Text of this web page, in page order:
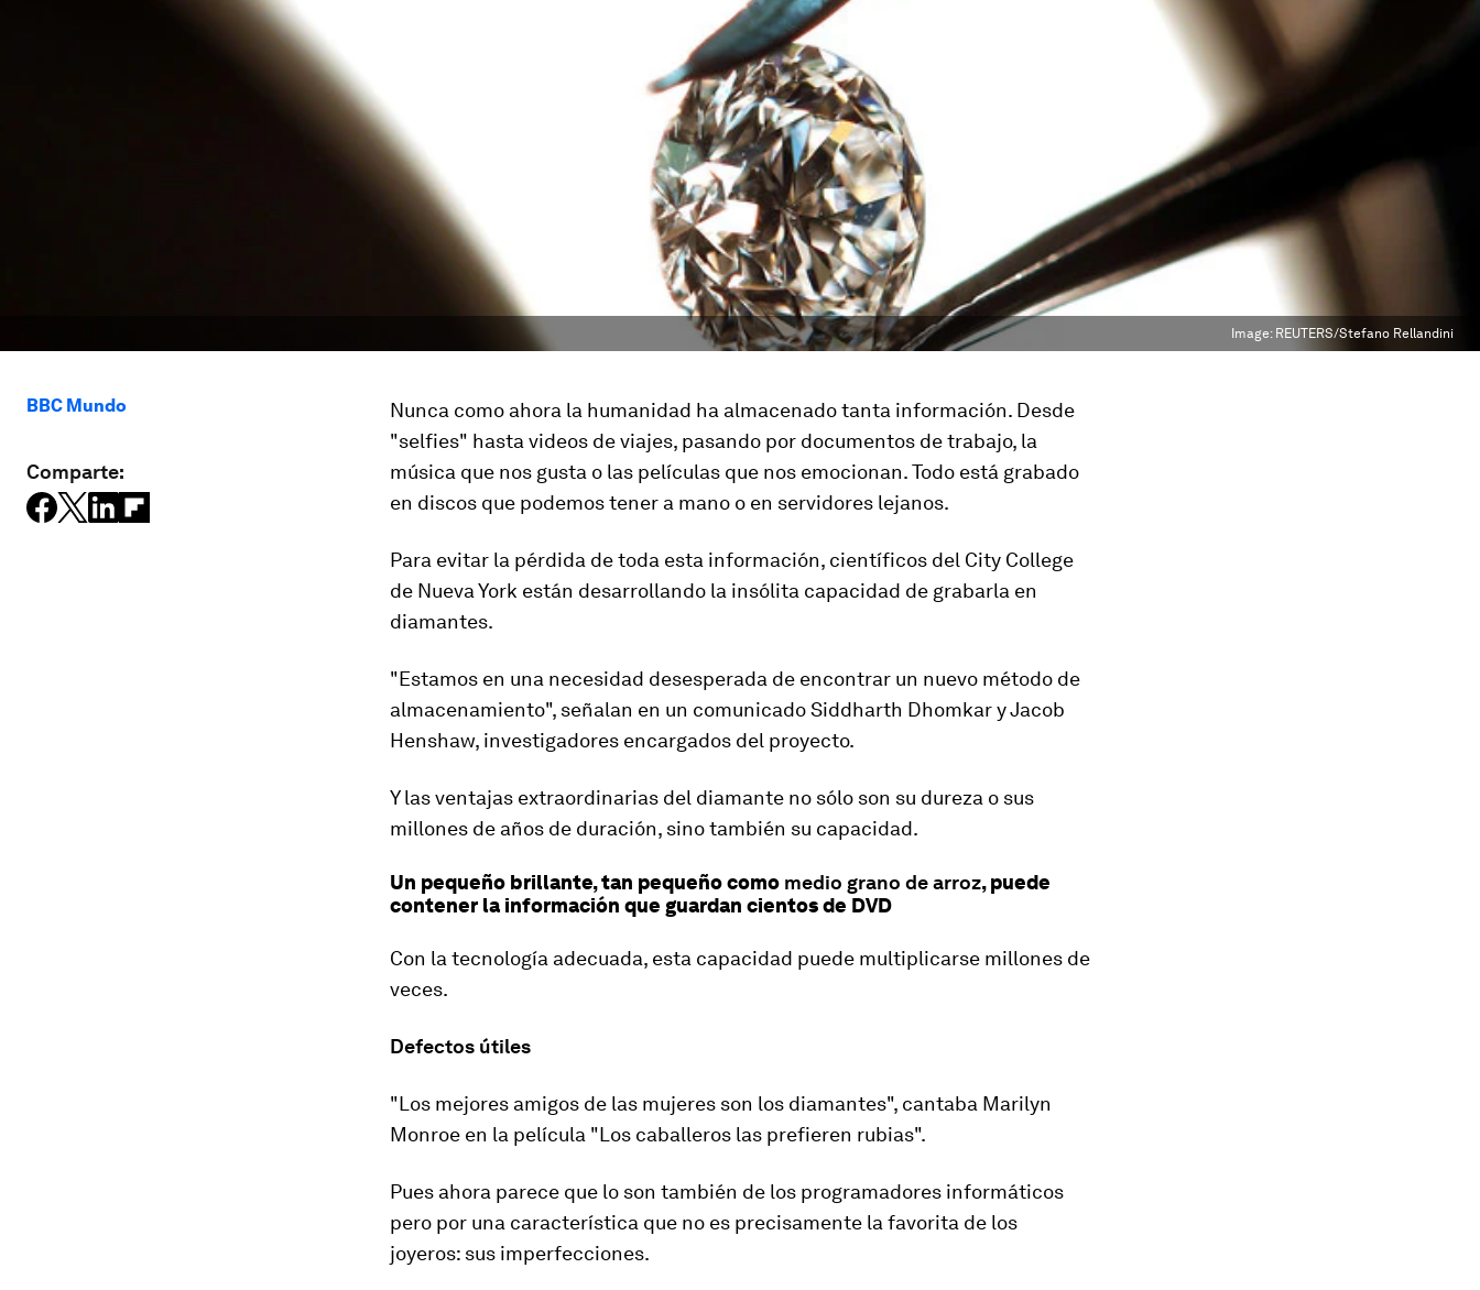
Image: REUTERS/Stefano Rellandini
BBC Mundo
Comparte:
Nunca como ahora la humanidad ha almacenado tanta información. Desde
"selfies" hasta videos de viajes, pasando por documentos de trabajo, la
música que nos gusta o las películas que nos emocionan. Todo está grabado
en discos que podemos tener a mano o en servidores lejanos.
Para evitar la pérdida de toda esta información, científicos del City College
de Nueva York están desarrollando la insólita capacidad de grabarla en
diamantes.
"Estamos en una necesidad desesperada de encontrar un nuevo método de
almacenamiento", señalan en un comunicado Siddharth Dhomkar y Jacob
Henshaw, investigadores encargados del proyecto.
Y lasventajas extraordinarias del diamante no sólo son su dureza o sus
millones de años de duración, sino también su capacidad.
Un pequeño brillante, tan pequeño como medio grano de arroz, puede
contener la información que guardan cientos de DVD
Con la tecnología adecuada, esta capacidad puede multiplicarse millones de
veces.
Defectos útiles
"Los mejores amigos de las mujeres son los diamantes", cantaba Marilyn
Monroe en la película "Los caballeros las prefieren rubias".
Pues ahora parece que lo son también de los programadores informáticos
pero por una característica que no es precisamente la favorita de los
joyeros: sus imperfecciones.